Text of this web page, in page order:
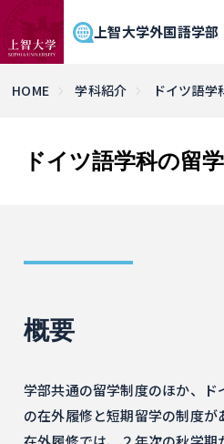
上智大学外国語学部
HOME 学科紹介 ドイツ語学
ドイツ語学科の留学
概要
学部共通の留学制度のほか、ド
の在外履修と短期留学の制度が